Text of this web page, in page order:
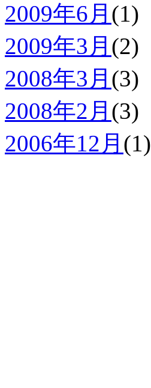
2009年6月 (1)
2009年3月 (2)
2008年3月 (3)
2008年2月 (3)
2006年12月 (1)